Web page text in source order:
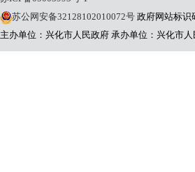
苏公网安备32128102010072号 政府网站标识
主办单位：兴化市人民政府 承办单位：兴化市